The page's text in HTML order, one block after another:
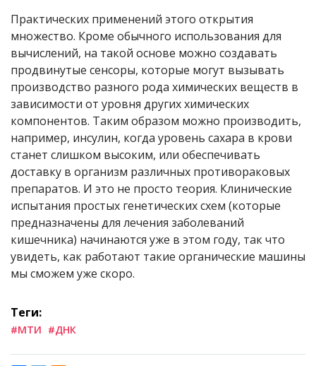
Практических применений этого открытия
множество. Кроме обычного использования для
вычислений, на такой основе можно создавать
продвинутые сенсоры, которые могут вызывать
производство разного рода химических веществ в
зависимости от уровня других химических
компонентов. Таким образом можно производить,
например, инсулин, когда уровень сахара в крови
станет слишком высоким, или обеспечивать
доставку в организм различных противораковых
препаратов. И это не просто теория. Клинические
испытания простых генетических схем (которые
предназначены для лечения заболеваний
кишечника) начинаются уже в этом году, так что
увидеть, как работают такие органические машины
мы сможем уже скоро.
Теги:
#МТИ #ДНК